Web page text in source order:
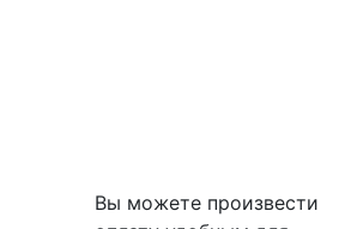
Вы можете произвести